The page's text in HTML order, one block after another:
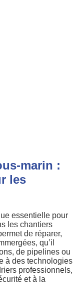
marin :
les
essentielle pour
les chantiers
de réparer,
qu’il
de pipelines ou
à des technologies
professionnels,
et à la